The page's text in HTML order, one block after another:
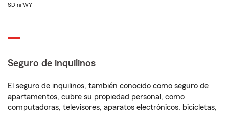
SD ni WY
Seguro de inquilinos
El seguro de inquilinos, también conocido como seguro de
apartamentos, cubre su propiedad personal, como
computadoras, televisores, aparatos electrónicos, bicicletas,